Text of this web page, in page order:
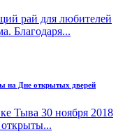
рай для любителей
Благодаря...
на Дне открытых дверей
Тыва 30 ноября 2018
открыты...